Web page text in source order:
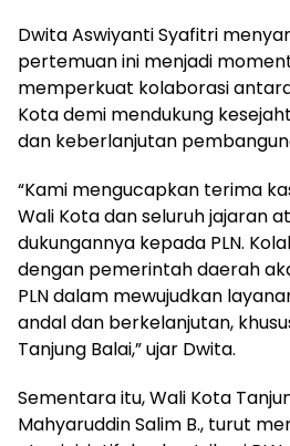
Dwita Aswiyanti Syafitri
pertemuan ini menjadi
memperkuat kolaborasi
Kota demi mendukung
dan keberlanjutan
“Kami mengucapkan terima
Wali Kota dan seluruh jajaran
dukungannya kepada PLN.
dengan pemerintah daerah
PLN dalam mewujudkan
andal dan berkelanjutan,
Tanjung Balai,” ujar Dwita.
Sementara itu, Wali Kota
Mahyaruddin Salim B., turut